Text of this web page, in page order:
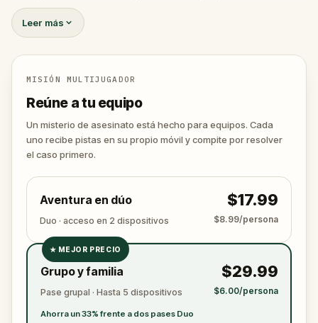
encontrada
fantasmas dirigida por el teatral
Ahora, depende de ti descubrir la verdad.
¿Fue Walter, el novio obsesionado? ¿Percy, el guía
turístico fantasma con un don para lo dramático? ¿O
🔎Reúne pistas, interroga a los sospechosos y
desenmascara al verdadero asesino antes de que
vuelva a atacar. Asegúrate de tener a mano papel
y bolígrafo para anotar todas las pruebas
Leer más
MISIÓN MULTIJUGADOR
Reúne a tu equipo
Un misterio de asesinato está hecho para equipos. Cada
uno recibe pistas en su propio móvil y compite por resolver
el caso primero.
Aventura en dúo
Duo · acceso en 2 dispositivos
$17.99
$8.99/persona
✓
✓
★ MEJOR PRECIO
Grupo y familia
Pase grupal · Hasta 5 dispositivos
Ahorra un 33% frente a dos pases Duo
$29.99
$6.00/persona